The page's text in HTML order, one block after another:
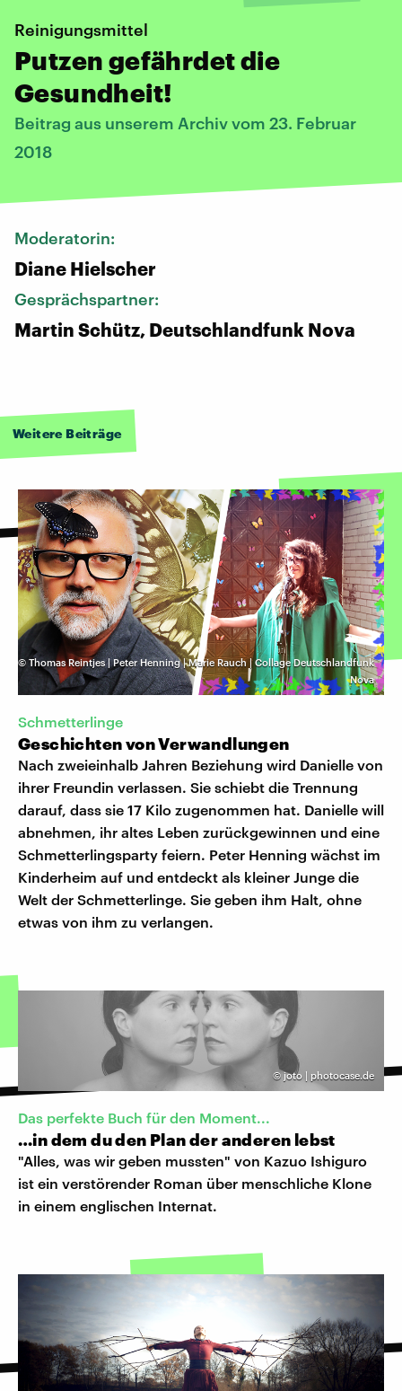
Reinigungsmittel
Putzen gefährdet die
Gesundheit!
Beitrag aus unserem Archiv vom 23. Februar
2018
Moderatorin:
Diane Hielscher
Gesprächspartner:
Martin Schütz, Deutschlandfunk Nova
Weitere Beiträge
© Thomas Reintjes | Peter Henning | Marie Rauch | Collage Deutschlandfunk
Nova
Schmetterlinge
Geschichten von Verwandlungen
Nach zweieinhalb Jahren Beziehung wird Danielle von
ihrer Freundin verlassen. Sie schiebt die Trennung
darauf, dass sie 17 Kilo zugenommen hat. Danielle will
abnehmen, ihr altes Leben zurückgewinnen und eine
Schmetterlingsparty feiern. Peter Henning wächst im
Kinderheim auf und entdeckt als kleiner Junge die
Welt der Schmetterlinge. Sie geben ihm Halt, ohne
etwas von ihm zu verlangen.
© joto | photocase.de
Das perfekte Buch für den Moment...
…in dem du den Plan der anderen lebst
"Alles, was wir geben mussten" von Kazuo Ishiguro
ist ein verstörender Roman über menschliche Klone
in einem englischen Internat.